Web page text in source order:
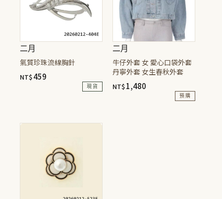
種
款
式。
可
在
產
品
頁
二月
氣質珍珠流線胸針
NT$459
現貨
二月
牛仔外套 女 愛心口袋外套
丹寧外套 女生春秋外套
NT$1,480
預購